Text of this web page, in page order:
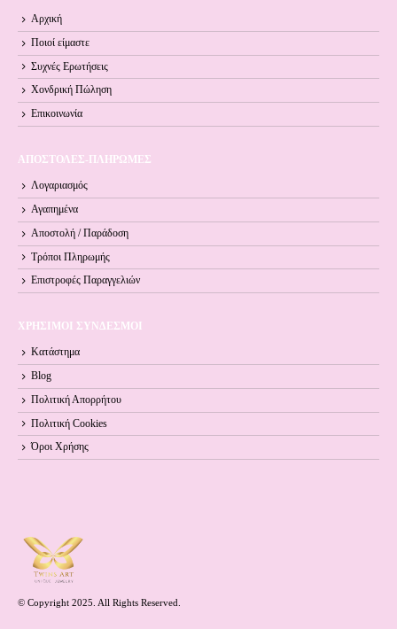
Αρχική
Ποιοί είμαστε
Συχνές Ερωτήσεις
Χονδρική Πώληση
Επικοινωνία
ΑΠΟΣΤΟΛΕΣ-ΠΛΗΡΩΜΕΣ
Λογαριασμός
Αγαπημένα
Αποστολή / Παράδοση
Τρόποι Πληρωμής
Επιστροφές Παραγγελιών
ΧΡΗΣΙΜΟΙ ΣΥΝΔΕΣΜΟΙ
Κατάστημα
Blog
Πολιτική Απορρήτου
Πολιτική Cookies
Όροι Xρήσης
© Copyright 2025. All Rights Reserved.